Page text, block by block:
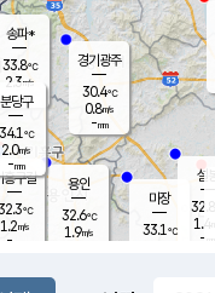
용인
32.6℃
1.9m/s
경기광주
30.4℃
0.8m/s
-mm
마장
33.1℃
설봉
32.8
1.4
- mm
송파*
33.8℃
2.3m/s
-mm
흥구갈
℃
1.2m/s
-
분당구
34.1℃
2.0m/s
-mm